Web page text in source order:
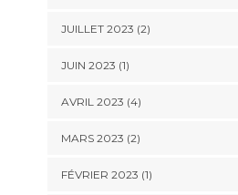
JUILLET 2023 (2)
JUIN 2023 (1)
AVRIL 2023 (4)
MARS 2023 (2)
FÉVRIER 2023 (1)